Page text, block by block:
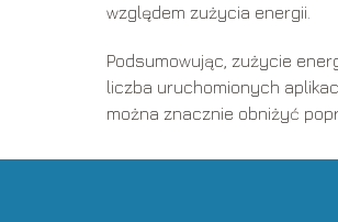
względem zużycia energii.
Podsumowując, zużycie
liczba uruchomionych
można znacznie obniżyć